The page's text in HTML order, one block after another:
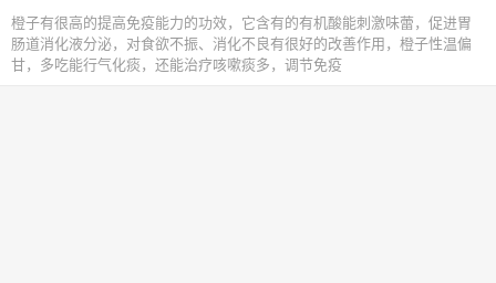
橙子有很高的提高免疫能力的功效，它含有的有机酸能刺激味蕾，促进胃
肠道消化液分泌，对食欲不振、消化不良有很好的改善作用，橙子性温偏
甘，多吃能行气化痰，还能治疗咳嗽痰多，调节免疫